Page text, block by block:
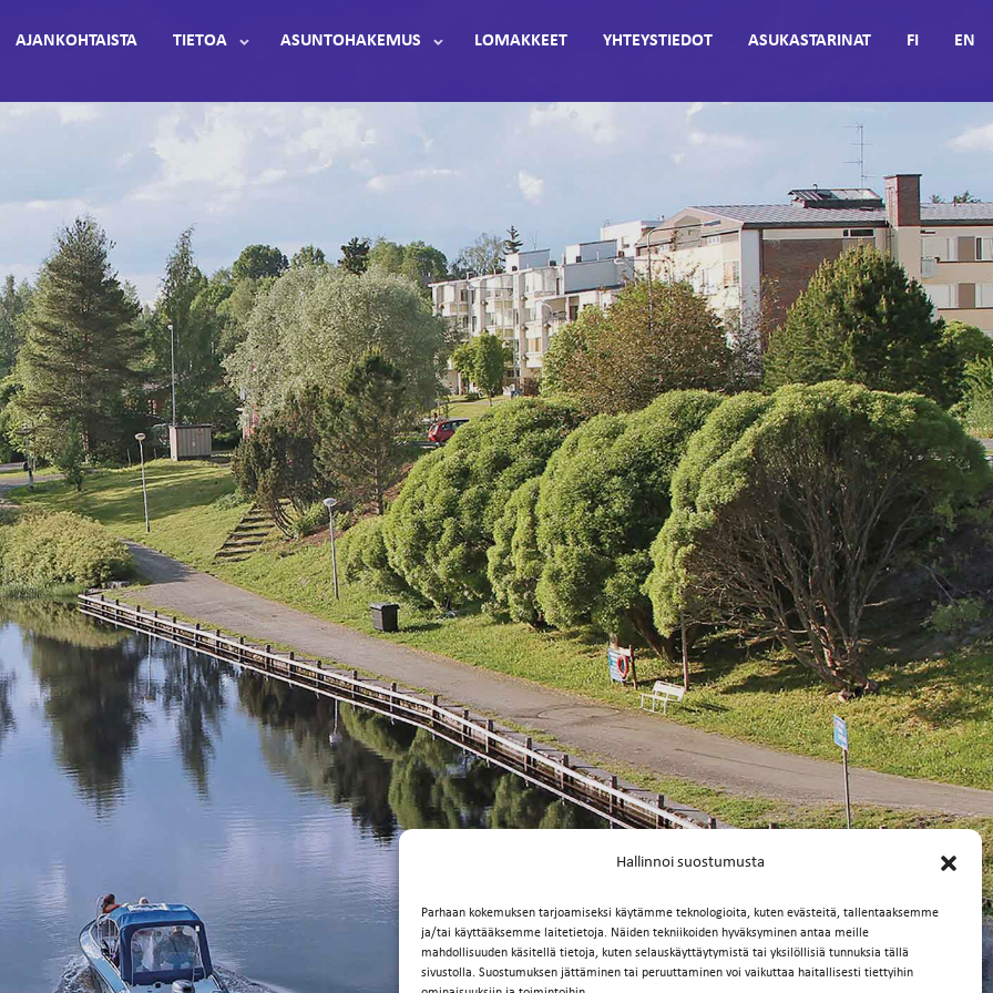
Hallinnoi suostumusta
Parhaan kokemuksen tarjoamiseksi käytämme teknologioita, kuten evästeitä, tallentaaksemme
ja/tai käyttääksemme laitetietoja. Näiden tekniikoiden hyväksyminen antaa meille
mahdollisuuden käsitellä tietoja, kuten selauskäyttäytymistä tai yksilöllisiä tunnuksia tällä
sivustolla. Suostumuksen jättäminen tai peruuttaminen voi vaikuttaa haitallisesti tiettyihin
AJANKOHTAISTA TIETOA ASUNTOHAKEMUS LOMAKKEET YHTEYSTIEDOT ASUKASTARINAT FI EN